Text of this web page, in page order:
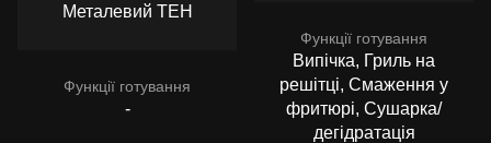
Металевий ТЕН
Функції готування
-
Функції готування
Випічка, Гриль на
решітці, Смаження у
фритюрі, Сушарка/
дегідратація